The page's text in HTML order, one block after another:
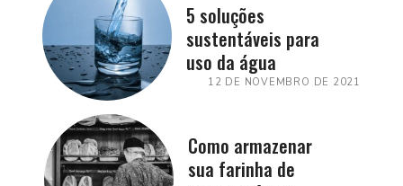
5 soluções
sustentáveis para
uso da água
12 DE NOVEMBRO DE 2021
Como armazenar
sua farinha de